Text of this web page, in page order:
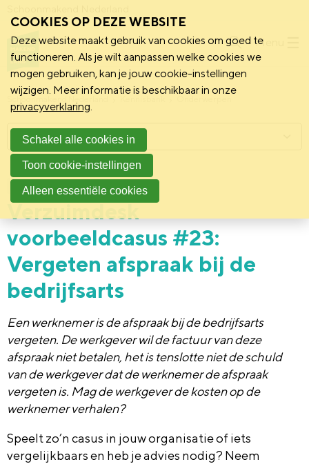
Menu
Schoonmakend Nederland
Praktijk 14 februari 2020
Verzuimdesk
voorbeeldcasus #23:
Vergeten afspraak bij de
bedrijfsarts
Een werknemer is de afspraak bij de bedrijfsarts
vergeten. De werkgever wil de factuur van deze
afspraak niet betalen, het is tenslotte niet de schuld
van de werkgever dat de werknemer de afspraak
vergeten is. Mag de werkgever de kosten op de
werknemer verhalen?
Speelt zo’n casus in jouw organisatie of iets
vergelijkbaars en heb je advies nodig? Neem
Menu
COOKIES OP DEZE WEBSITE
Deze website maakt gebruik van cookies om goed te
functioneren. Als je wilt aanpassen welke cookies we
mogen gebruiken, kan je jouw cookie-instellingen
wijzigen. Meer informatie is beschikbaar in onze
privacyverklaring.
Schakel alle cookies in
Toon cookie-instellingen
Alleen essentiële cookies